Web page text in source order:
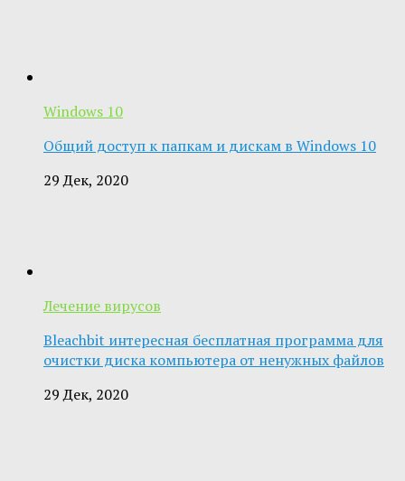
Windows 10
Общий доступ к папкам и дискам в Windows 10
29 Дек, 2020
Лечение вирусов
Bleachbit интересная бесплатная программа для
очистки диска компьютера от ненужных файлов
29 Дек, 2020